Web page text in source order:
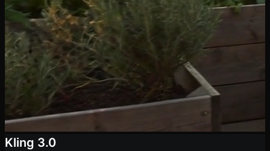
Kling 3.0